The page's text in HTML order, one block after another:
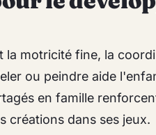
la motricité fine, la
ou peindre aide
en famille
créations dans ses jeux.